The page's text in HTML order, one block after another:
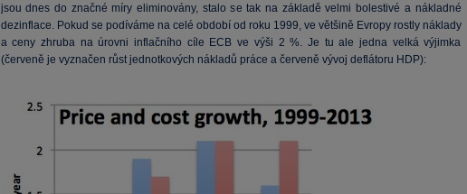
jsou dnes do značné míry eliminovány, stalo se tak na základě velmi bolestivé a nákladné
dezinflace. Pokud se podíváme na celé období od roku 1999, ve většině Evropy rostly náklady
a ceny zhruba na úrovni inflačního cíle ECB ve výši 2 %. Je tu ale jedna velká výjimka
(červeně je vyznačen růst jednotkových nákladů práce a červeně vývoj deflátoru HDP):